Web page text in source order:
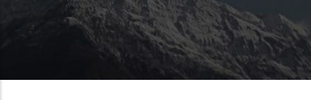
SOBRESCRIBIR
ENLACES
DE